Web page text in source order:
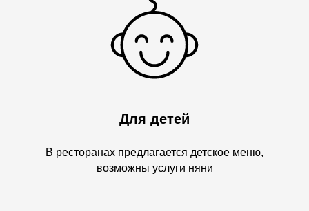
Для детей
В ресторанах предлагается детское меню,
возможны услуги няни